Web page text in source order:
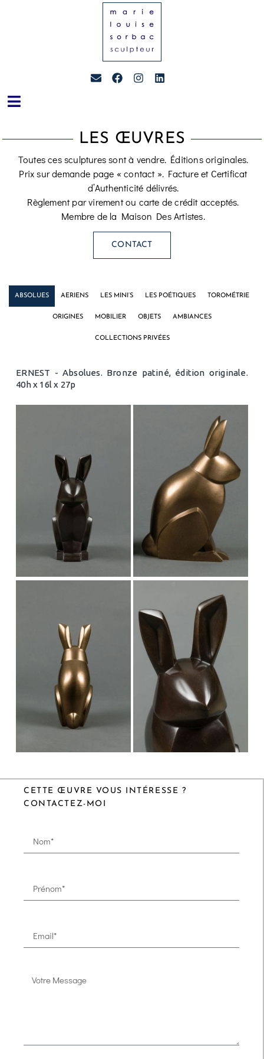
LES ŒUVRES
Toutes ces sculptures sont à vendre. Éditions originales.
Prix sur demande page « contact ». Facture et Certificat
d’Authenticité délivrés.
Règlement par virement ou carte de crédit acceptés.
Membre de la Maison Des Artistes.
CONTACT
ABSOLUES AERIENS LES MINI’S LES POÉTIQUES TOROMÉTRIE
ORIGINES MOBILIER OBJETS AMBIANCES
COLLECTIONS PRIVÉES
ERNEST - Absolues. Bronze patiné, édition originale.
40h x 16l x 27p
CETTE ŒUVRE VOUS INTÉRESSE ?
CONTACTEZ-MOI